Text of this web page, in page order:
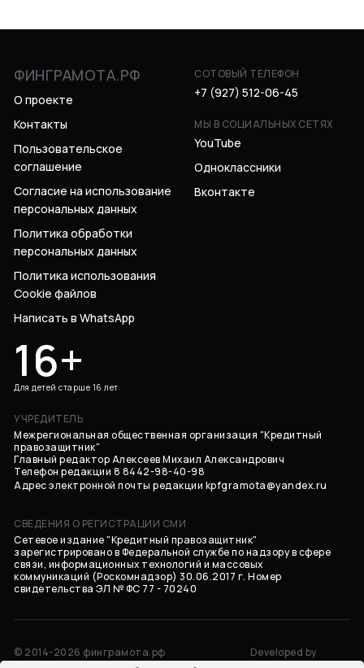
ФИНГРАМОТА.РФ
О проекте
Контакты
Пользовательское
соглашение
Согласие на использование
персональных данных
Политика обработки
персональных данных
Политика использования
Cookie файлов
Написать в WhatsApp
16+
Для детей старше 16 лет
СОТОВЫЙ ТЕЛЕФОН
+7 (927) 512-06-45
МЫ В СОЦИАЛЬНЫХ СЕТЯХ
YouTube
Одноклассники
Вконтакте
УЧРЕДИТЕЛЬ
Межрегиональная общественная организация "Кредитный
правозащитник"
Главный редактор Алексеев Михаил Александрович
Телефон редакции 8 8442-98-40-98
Адрес электронной почты редакции kpfgramota@yandex.ru
СВЕДЕНИЯ О РЕГИСТРАЦИИ СМИ
Сетевое издание "Кредитный правозащитник"
зарегистрировано в Федеральной службе по надзору в сфере
связи, информационных технологий и массовых
коммуникаций (Роскомнадзор) 30.06.2017 г. Номер
свидетельства ЭЛ № ФС 77 - 70240
© 2014-2026 финграмота.рф
Все права защищены
Developed by